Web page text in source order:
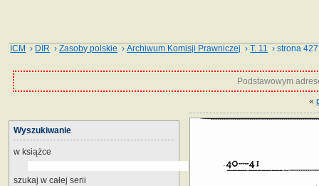
ICM › DIR ›Zasoby polskie ›Archiwum Komisji Prawniczej ›T. 11 › strona 427
Podstawowym
«
Wyszukiwanie
w książce
szukaj w całej serii